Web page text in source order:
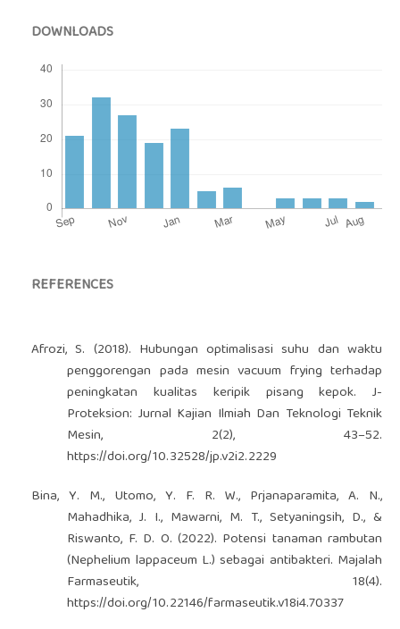
DOWNLOADS
REFERENCES
Afrozi, S. (2018). Hubungan optimalisasi suhu dan waktu
penggorengan pada mesin vacuum frying terhadap
peningkatan kualitas keripik pisang kepok. J-
Proteksion: Jurnal Kajian Ilmiah Dan Teknologi Teknik
Mesin, 2(2), 43–52.
https://doi.org/10.32528/jp.v2i2.2229
Bina, Y. M., Utomo, Y. F. R. W., Prjanaparamita, A. N.,
Mahadhika, J. I., Mawarni, M. T., Setyaningsih, D., &
Riswanto, F. D. O. (2022). Potensi tanaman rambutan
(Nephelium lappaceum L.) sebagai antibakteri. Majalah
Farmaseutik, 18(4).
https://doi.org/10.22146/farmaseutik.v18i4.70337